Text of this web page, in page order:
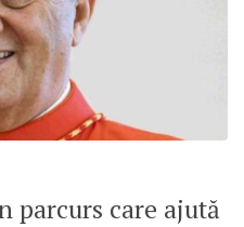
parcurs care ajută